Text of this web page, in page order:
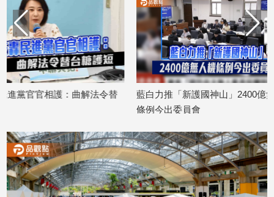
費
健
康/
親
子/
感
情
／
文
創
／
電
替
藍白力推「新護國神山」2400億無人機
75歲軍火教父